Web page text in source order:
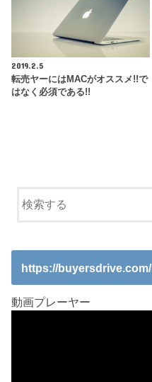
2019.2.5
転売ヤーにはMACがオススメ!!で
はなく必須である!!
https://buyersdrive.com/
動画プレーヤー